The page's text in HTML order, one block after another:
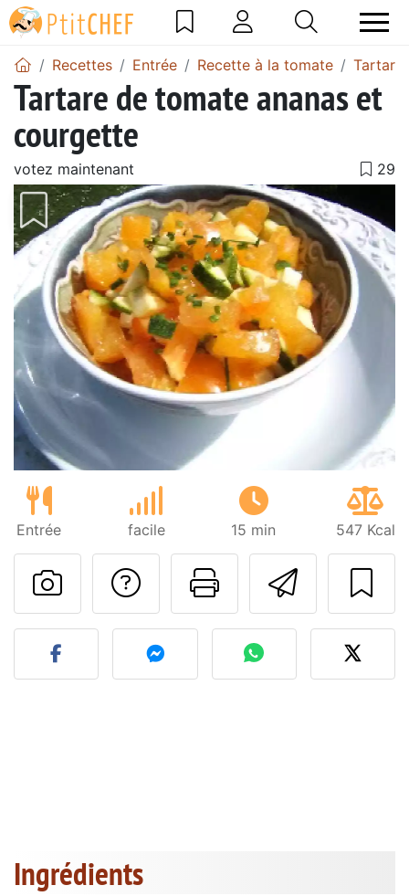
Recettes Entrée Recette à la tomate Tartare
Tartare de tomate ananas et
courgette
votez maintenant
Entrée facile 15 min 547 Kcal
Imprimer
Poser une
Publier votre photo de
Ingrédients